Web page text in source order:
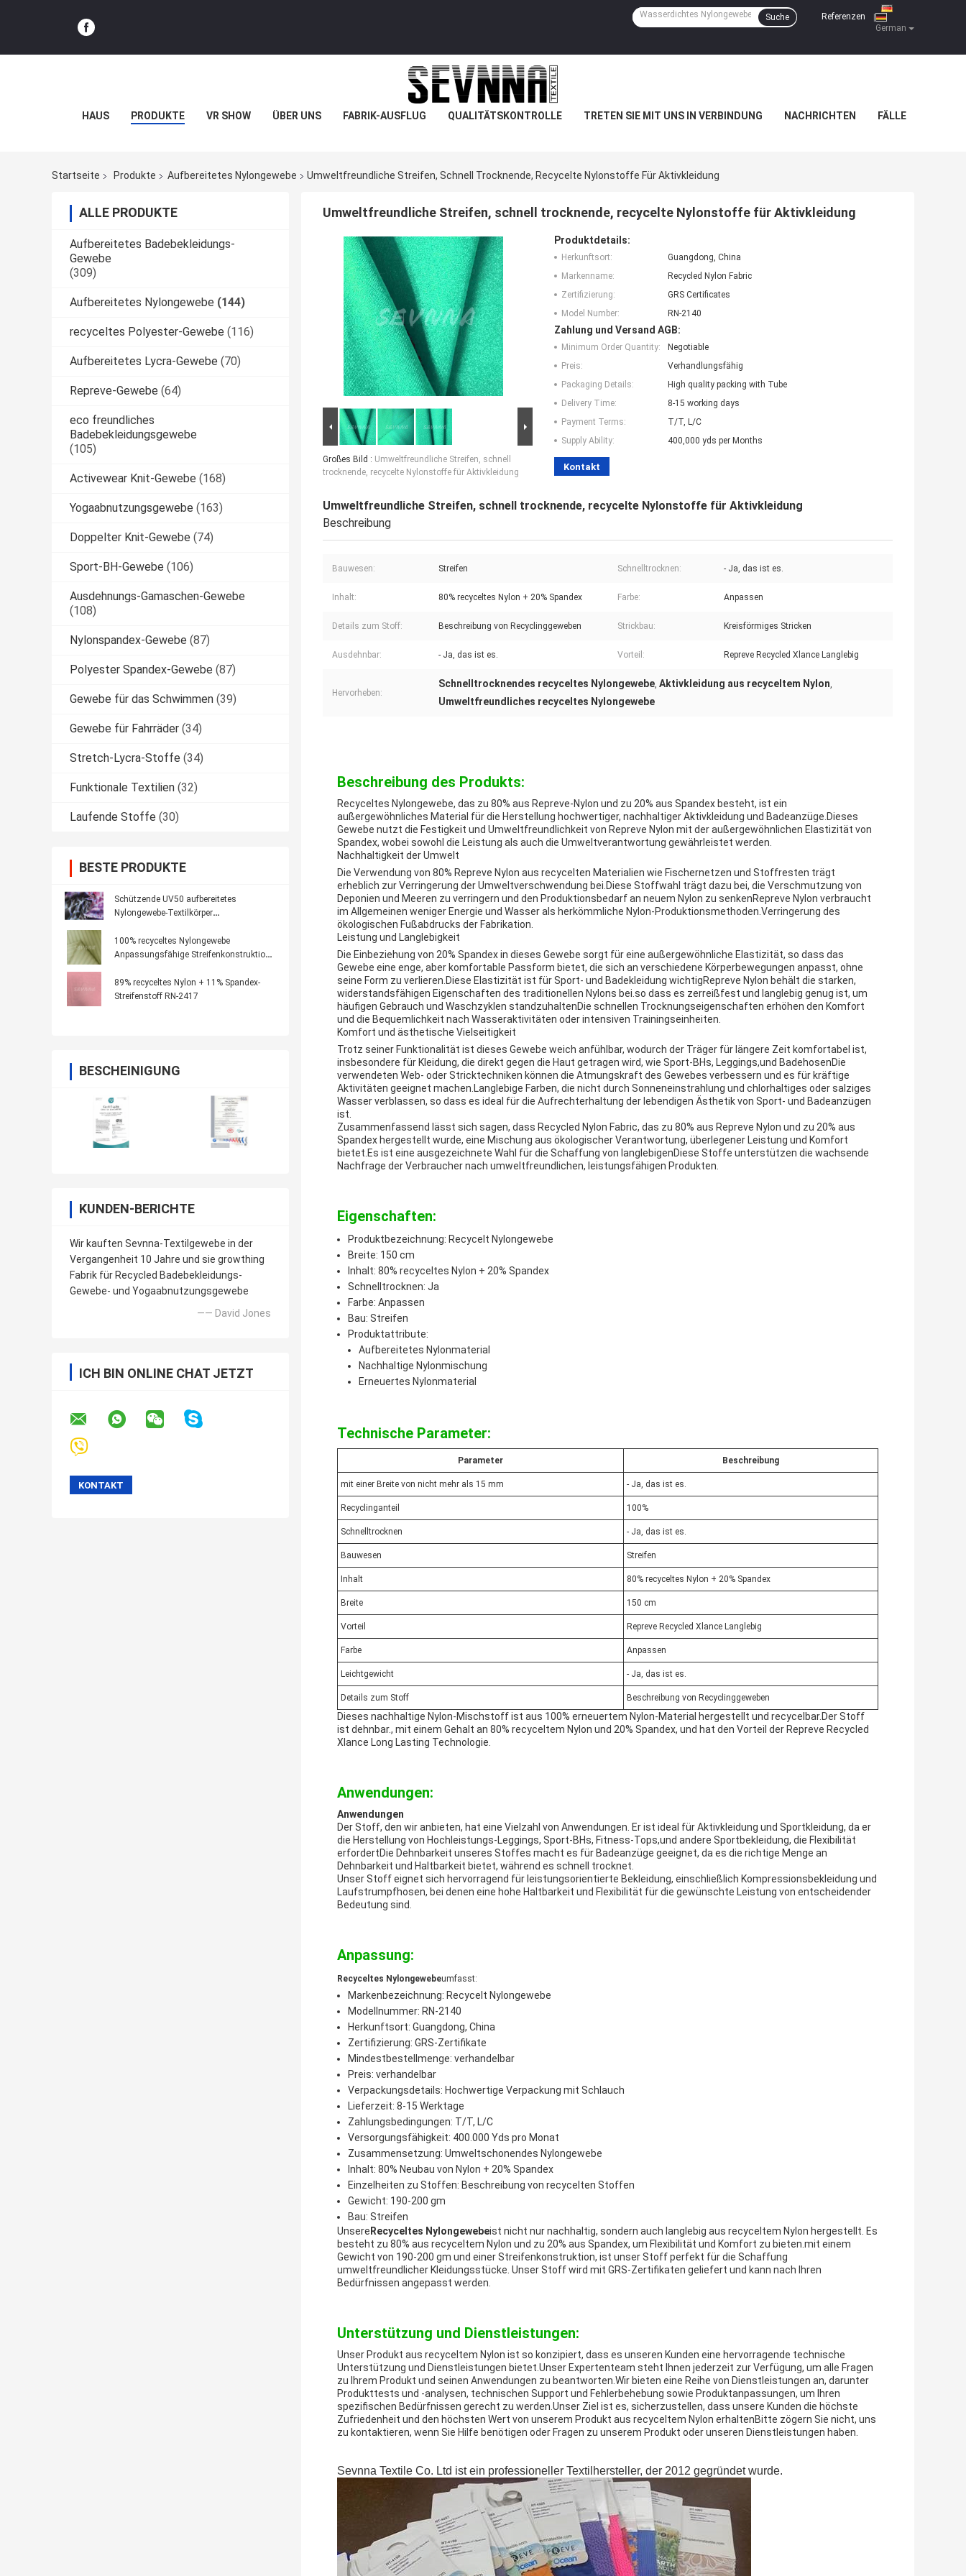
German
Referenzen
Suche
HAUS PRODUKTE VR SHOW ÜBER UNS FABRIK-AUSFLUG QUALITÄTSKONTROLLE TRETEN SIE MIT UNS IN VERBINDUNG NACHRICHTEN FÄLLE
Startseite Produkte Aufbereitetes Nylongewebe Umweltfreundliche Streifen, Schnell Trocknende, Recycelte Nylonstoffe Für Aktivkleidung
ALLE PRODUKTE
Aufbereitetes Badebekleidungs-
Gewebe
(309)
Aufbereitetes Nylongewebe (144)
recyceltes Polyester-Gewebe (116)
Aufbereitetes Lycra-Gewebe (70)
Repreve-Gewebe (64)
eco freundliches
Badebekleidungsgewebe
(105)
Activewear Knit-Gewebe (168)
Yogaabnutzungsgewebe (163)
Doppelter Knit-Gewebe (74)
Sport-BH-Gewebe (106)
Ausdehnungs-Gamaschen-Gewebe
(108)
Nylonspandex-Gewebe (87)
Polyester Spandex-Gewebe (87)
Gewebe für das Schwimmen (39)
Gewebe für Fahrräder (34)
Stretch-Lycra-Stoffe (34)
Funktionale Textilien (32)
Laufende Stoffe (30)
BESTE PRODUKTE
Schützende UV50 aufbereitetes
Nylongewebe-Textilkörper
100% recyceltes Nylongewebe
Anpassungsfähige Streifenkonstruktion
89% recyceltes Nylon + 11% Spandex-
Streifenstoff RN-2417
BESCHEINIGUNG
KUNDEN-BERICHTE
Wir kauften Sevnna-Textilgewebe in der
Vergangenheit 10 Jahre und sie growthing
Fabrik für Recycled Badebekleidungs-
Gewebe- und Yogaabnutzungsgewebe
—— David Jones
ICH BIN ONLINE CHAT JETZT
Umweltfreundliche Streifen, schnell trocknende, recycelte Nylonstoffe für Aktivkleidung
Großes Bild : Umweltfreundliche Streifen, schnell
trocknende, recycelte Nylonstoffe für Aktivkleidung
Produktdetails:
Herkunftsort:
Guangdong, China
Markenname:
Recycled Nylon Fabric
Zertifizierung:
GRS Certificates
Model Number:
RN-2140
Zahlung und Versand AGB:
Minimum Order Quantity:
Negotiable
Preis:
Verhandlungsfähig
Packaging Details:
High quality packing with Tube
Delivery Time:
8-15 working days
Payment Terms:
T/T, L/C
Supply Ability:
400,000 yds per Months
Kontakt
Umweltfreundliche Streifen, schnell trocknende, recycelte Nylonstoffe für Aktivkleidung
Beschreibung
Bauwesen: Streifen Schnelltrocknen: - Ja, das ist es.
Inhalt: 80% recyceltes Nylon + 20% Spandex Farbe: Anpassen
Details zum Stoff: Beschreibung von Recyclinggeweben Strickbau: Kreisförmiges Stricken
Ausdehnbar: - Ja, das ist es. Vorteil: Repreve Recycled Xlance Langlebig
Hervorheben:
Schnelltrocknendes recyceltes Nylongewebe, Aktivkleidung aus recyceltem Nylon,
Umweltfreundliches recyceltes Nylongewebe
Beschreibung des Produkts:
Recyceltes Nylongewebe, das zu 80% aus Repreve-Nylon und zu 20% aus Spandex besteht, ist ein
außergewöhnliches Material für die Herstellung hochwertiger, nachhaltiger Aktivkleidung und Badeanzüge.Dieses
Gewebe nutzt die Festigkeit und Umweltfreundlichkeit von Repreve Nylon mit der außergewöhnlichen Elastizität von
Spandex, wobei sowohl die Leistung als auch die Umweltverantwortung gewährleistet werden.
Nachhaltigkeit der Umwelt
Die Verwendung von 80% Repreve Nylon aus recycelten Materialien wie Fischernetzen und Stoffresten trägt
erheblich zur Verringerung der Umweltverschwendung bei.Diese Stoffwahl trägt dazu bei, die Verschmutzung von
Deponien und Meeren zu verringern und den Produktionsbedarf an neuem Nylon zu senkenRepreve Nylon verbraucht
im Allgemeinen weniger Energie und Wasser als herkömmliche Nylon-Produktionsmethoden.Verringerung des
ökologischen Fußabdrucks der Fabrikation.
Leistung und Langlebigkeit
Die Einbeziehung von 20% Spandex in dieses Gewebe sorgt für eine außergewöhnliche Elastizität, so dass das
Gewebe eine enge, aber komfortable Passform bietet, die sich an verschiedene Körperbewegungen anpasst, ohne
seine Form zu verlieren.Diese Elastizität ist für Sport- und Badekleidung wichtigRepreve Nylon behält die starken,
widerstandsfähigen Eigenschaften des traditionellen Nylons bei.so dass es zerreißfest und langlebig genug ist, um
häufigen Gebrauch und Waschzyklen standzuhaltenDie schnellen Trocknungseigenschaften erhöhen den Komfort
und die Bequemlichkeit nach Wasseraktivitäten oder intensiven Trainingseinheiten.
Komfort und ästhetische Vielseitigkeit
Trotz seiner Funktionalität ist dieses Gewebe weich anfühlbar, wodurch der Träger für längere Zeit komfortabel ist,
insbesondere für Kleidung, die direkt gegen die Haut getragen wird, wie Sport-BHs, Leggings,und BadehosenDie
verwendeten Web- oder Stricktechniken können die Atmungskraft des Gewebes verbessern und es für kräftige
Aktivitäten geeignet machen.Langlebige Farben, die nicht durch Sonneneinstrahlung und chlorhaltiges oder salziges
Wasser verblassen, so dass es ideal für die Aufrechterhaltung der lebendigen Ästhetik von Sport- und Badeanzügen
ist.
Zusammenfassend lässt sich sagen, dass Recycled Nylon Fabric, das zu 80% aus Repreve Nylon und zu 20% aus
Spandex hergestellt wurde, eine Mischung aus ökologischer Verantwortung, überlegener Leistung und Komfort
bietet.Es ist eine ausgezeichnete Wahl für die Schaffung von langlebigenDiese Stoffe unterstützen die wachsende
Nachfrage der Verbraucher nach umweltfreundlichen, leistungsfähigen Produkten.
Eigenschaften:
Produktbezeichnung: Recycelt Nylongewebe
Breite: 150 cm
Inhalt: 80% recyceltes Nylon + 20% Spandex
Schnelltrocknen: Ja
Farbe: Anpassen
Bau: Streifen
Produktattribute:
Aufbereitetes Nylonmaterial
Nachhaltige Nylonmischung
Erneuertes Nylonmaterial
Technische Parameter:
Parameter Beschreibung
mit einer Breite von nicht mehr als 15 mm - Ja, das ist es.
Recyclinganteil 100%
Schnelltrocknen - Ja, das ist es.
Bauwesen Streifen
Inhalt 80% recyceltes Nylon + 20% Spandex
Breite 150 cm
Vorteil Repreve Recycled Xlance Langlebig
Farbe Anpassen
Leichtgewicht - Ja, das ist es.
Details zum Stoff Beschreibung von Recyclinggeweben
Dieses nachhaltige Nylon-Mischstoff ist aus 100% erneuertem Nylon-Material hergestellt und recycelbar.Der Stoff
ist dehnbar., mit einem Gehalt an 80% recyceltem Nylon und 20% Spandex, und hat den Vorteil der Repreve Recycled
Xlance Long Lasting Technologie.
Anwendungen:
Anwendungen
Der Stoff, den wir anbieten, hat eine Vielzahl von Anwendungen. Er ist ideal für Aktivkleidung und Sportkleidung, da er
die Herstellung von Hochleistungs-Leggings, Sport-BHs, Fitness-Tops,und andere Sportbekleidung, die Flexibilität
erfordertDie Dehnbarkeit unseres Stoffes macht es für Badeanzüge geeignet, da es die richtige Menge an
Dehnbarkeit und Haltbarkeit bietet, während es schnell trocknet.
Unser Stoff eignet sich hervorragend für leistungsorientierte Bekleidung, einschließlich Kompressionsbekleidung und
Laufstrumpfhosen, bei denen eine hohe Haltbarkeit und Flexibilität für die gewünschte Leistung von entscheidender
Bedeutung sind.
Anpassung:
Recyceltes Nylongewebeumfasst:
Markenbezeichnung: Recycelt Nylongewebe
Modellnummer: RN-2140
Herkunftsort: Guangdong, China
Zertifizierung: GRS-Zertifikate
Mindestbestellmenge: verhandelbar
Preis: verhandelbar
Verpackungsdetails: Hochwertige Verpackung mit Schlauch
Lieferzeit: 8-15 Werktage
Zahlungsbedingungen: T/T, L/C
Versorgungsfähigkeit: 400.000 Yds pro Monat
Zusammensetzung: Umweltschonendes Nylongewebe
Inhalt: 80% Neubau von Nylon + 20% Spandex
Einzelheiten zu Stoffen: Beschreibung von recycelten Stoffen
Gewicht: 190-200 gm
Bau: Streifen
Unsere Recyceltes Nylongewebeist nicht nur nachhaltig, sondern auch langlebig aus recyceltem Nylon hergestellt. Es
besteht zu 80% aus recyceltem Nylon und zu 20% aus Spandex, um Flexibilität und Komfort zu bieten.mit einem
Gewicht von 190-200 gm und einer Streifenkonstruktion, ist unser Stoff perfekt für die Schaffung
umweltfreundlicher Kleidungsstücke. Unser Stoff wird mit GRS-Zertifikaten geliefert und kann nach Ihren
Bedürfnissen angepasst werden.
Unterstützung und Dienstleistungen:
Unser Produkt aus recyceltem Nylon ist so konzipiert, dass es unseren Kunden eine hervorragende technische
Unterstützung und Dienstleistungen bietet.Unser Expertenteam steht Ihnen jederzeit zur Verfügung, um alle Fragen
zu Ihrem Produkt und seinen Anwendungen zu beantworten.Wir bieten eine Reihe von Dienstleistungen an, darunter
Produkttests und -analysen, technischen Support und Fehlerbehebung sowie Produktanpassungen, um Ihren
spezifischen Bedürfnissen gerecht zu werden.Unser Ziel ist es, sicherzustellen, dass unsere Kunden die höchste
Zufriedenheit und den höchsten Wert von unserem Produkt aus recyceltem Nylon erhaltenBitte zögern Sie nicht, uns
zu kontaktieren, wenn Sie Hilfe benötigen oder Fragen zu unserem Produkt oder unseren Dienstleistungen haben.
Sevnna Textile Co. Ltd ist ein professioneller Textilhersteller, der 2012 gegründet wurde.